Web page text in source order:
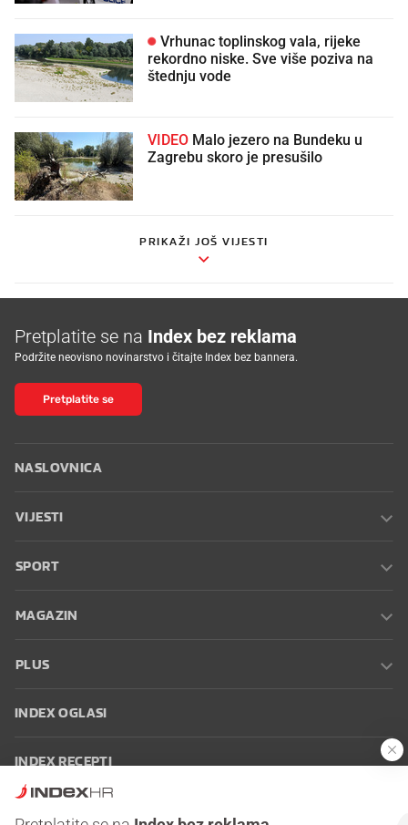
Vrhunac toplinskog vala, rijeke
rekordno niske. Sve više poziva na
štednju vode
VIDEO
Zagrebu skoro je presušilo
PRIKAŽI JOŠ VIJESTI
Pretplatite se na Index bez reklama
Podržite neovisno novinarstvo i čitajte Index bez bannera.
Pretplatite se
NASLOVNICA
VIJESTI
SPORT
MAGAZIN
PLUS
INDEX OGLASI
INDEX RECEPTI